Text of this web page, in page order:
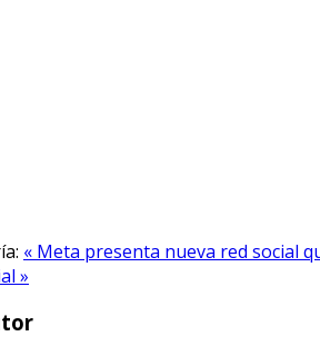
« Meta presenta nueva red social
»